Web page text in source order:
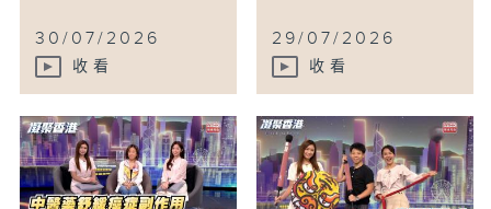
30/07/2026
收看
29/07/2026
收看